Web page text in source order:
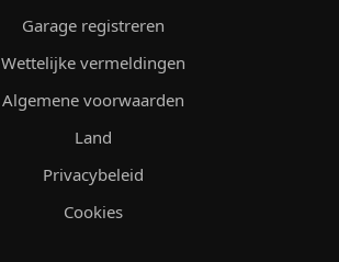
Garage registreren
Wettelijke vermeldingen
Algemene voorwaarden
Land
Privacybeleid
Cookies